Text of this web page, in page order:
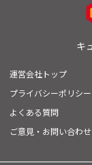
キ
運営会社トップ
プライバシーポリシー
よくある質問
ご意見・お問い合わせ